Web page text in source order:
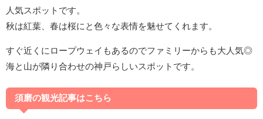
人気スポットです。
秋は紅葉、春は桜にと色々な表情を魅せてくれます。
すぐ近くにロープウェイもあるのでファミリーからも大人気◎
海と山が隣り合わせの神戸らしいスポットです。
須磨の観光記事はこちら